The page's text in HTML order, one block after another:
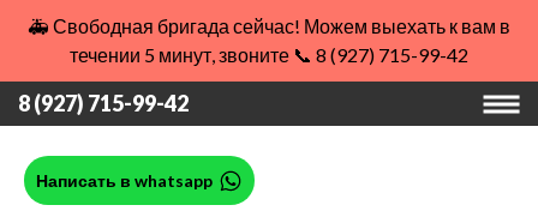
🚑 Свободная бригада сейчас! Можем выехать к вам в
течении 5 минут, звоните 📞 8 (927) 715-99-42
8 (927) 715-99-42
Написать в whatsapp